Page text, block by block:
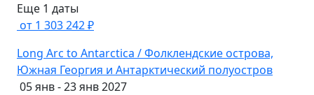
Еще 1 даты
от 1 303 242 ₽
Long Arc to Antarctica / Фолклендские острова,
Южная Георгия и Антарктический полуостров
05 янв - 23 янв 2027